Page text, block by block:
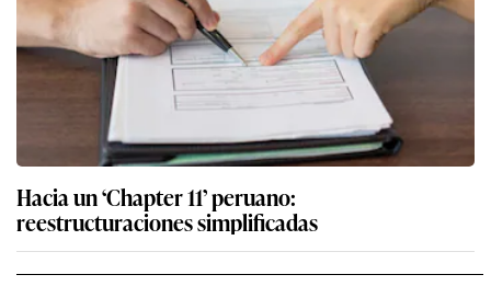
Hacia un ‘Chapter 11’ peruano:
reestructuraciones simplificadas